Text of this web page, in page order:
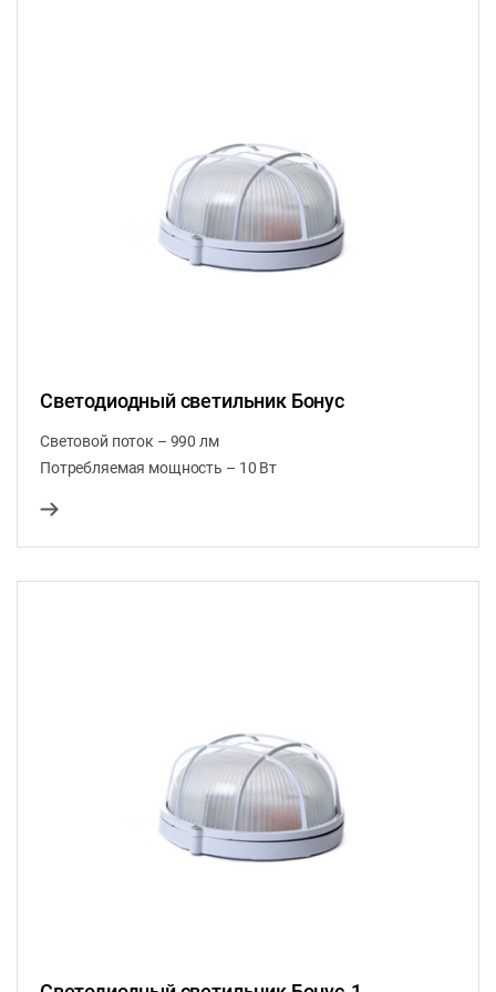
Светодиодный светильник Бонус
Световой поток – 990 лм
Потребляемая мощность – 10 Вт